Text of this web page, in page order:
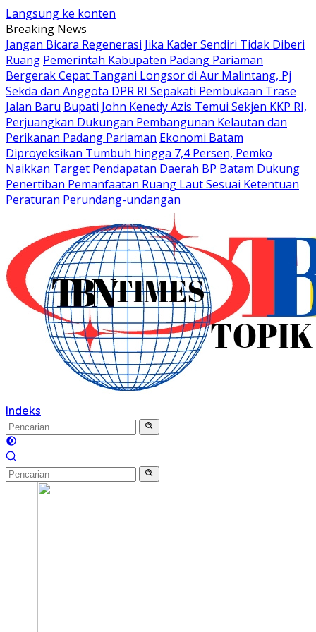
Langsung ke konten
Breaking News
Jangan Bicara Regenerasi Jika Kader Sendiri Tidak Diberi
Ruang Pemerintah Kabupaten Padang Pariaman
Bergerak Cepat Tangani Longsor di Aur Malintang, Pj
Sekda dan Anggota DPR RI Sepakati Pembukaan Trase
Jalan Baru Bupati John Kenedy Azis Temui Sekjen KKP RI,
Perjuangkan Dukungan Pembangunan Kelautan dan
Perikanan Padang Pariaman Ekonomi Batam
Diproyeksikan Tumbuh hingga 7,4 Persen, Pemko
Naikkan Target Pendapatan Daerah BP Batam Dukung
Penertiban Pemanfaatan Ruang Laut Sesuai Ketentuan
Peraturan Perundang-undangan
Indeks